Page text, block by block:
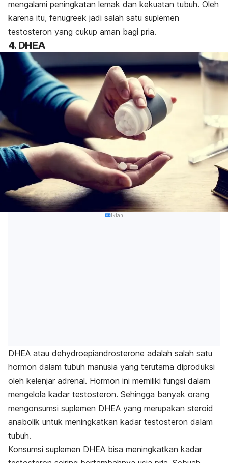
mengalami peningkatan lemak dan kekuatan tubuh. Oleh
karena itu, fenugreek jadi salah satu suplemen
testosteron yang cukup aman bagi pria.
4. DHEA
Iklan
DHEA atau dehydroepiandrosterone adalah salah satu
hormon dalam tubuh manusia yang terutama diproduksi
oleh kelenjar adrenal. Hormon ini memiliki fungsi dalam
mengelola kadar testosteron. Sehingga banyak orang
mengonsumsi suplemen DHEA yang merupakan steroid
anabolik untuk meningkatkan kadar testosteron dalam
tubuh.
Konsumsi suplemen DHEA bisa meningkatkan kadar